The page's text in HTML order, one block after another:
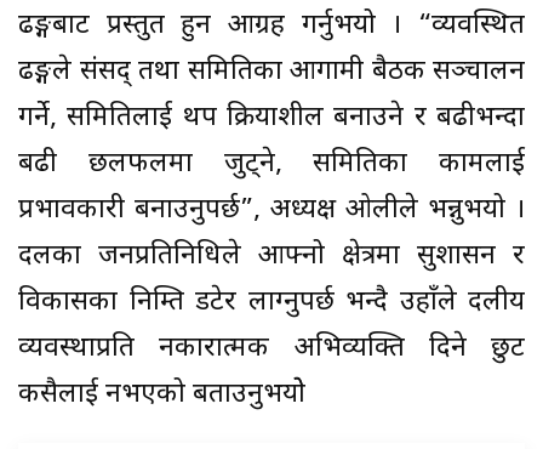
ढङ्गबाट प्रस्तुत हुन आग्रह गर्नुभयो । “व्यवस्थित
ढङ्गले संसद् तथा समितिका आगामी बैठक सञ्चालन
गर्ने, समितिलाई थप क्रियाशील बनाउने र बढीभन्दा
बढी छलफलमा जुट्ने, समितिका कामलाई
प्रभावकारी बनाउनुपर्छ”, अध्यक्ष ओलीले भन्नुभयो ।
दलका जनप्रतिनिधिले आफ्नो क्षेत्रमा सुशासन र
विकासका निम्ति डटेर लाग्नुपर्छ भन्दै उहाँले दलीय
व्यवस्थाप्रति नकारात्मक अभिव्यक्ति दिने छुट
कसैलाई नभएको बताउनुभयोे